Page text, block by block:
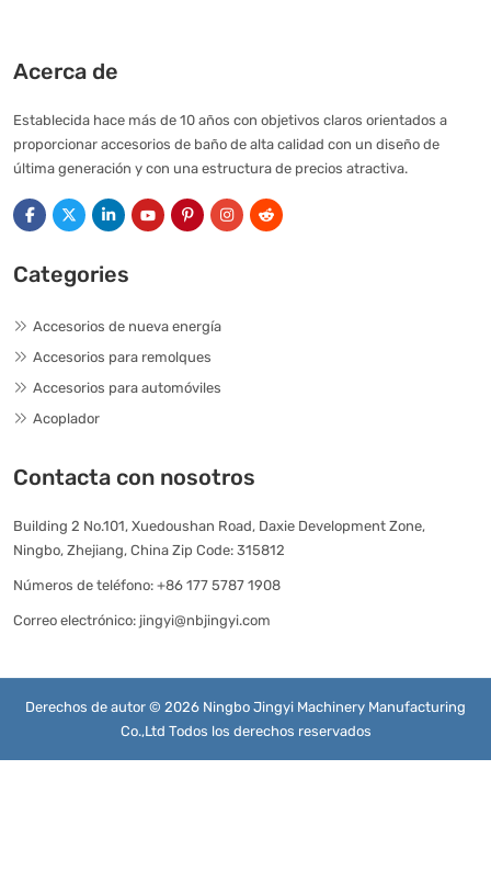
Acerca de
Establecida hace más de 10 años con objetivos claros orientados a
proporcionar accesorios de baño de alta calidad con un diseño de
última generación y con una estructura de precios atractiva.
Categories
Accesorios de nueva energía
Accesorios para remolques
Accesorios para automóviles
Acoplador
Contacta con nosotros
Building 2 No.101, Xuedoushan Road, Daxie Development Zone,
Ningbo, Zhejiang, China Zip Code: 315812
Números de teléfono: +86 177 5787 1908
Correo electrónico: jingyi@nbjingyi.com
Derechos de autor © 2026 Ningbo Jingyi Machinery Manufacturing
Co.,Ltd Todos los derechos reservados